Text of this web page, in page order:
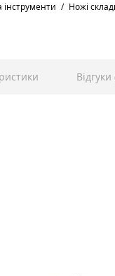
інструменти Ножі
Відгуки